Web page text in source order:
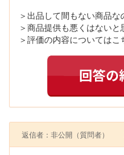
＞出品して間もない商品
＞商品提供も悪くはないと
＞評価の内容については
返信者：非公開 （質問者）